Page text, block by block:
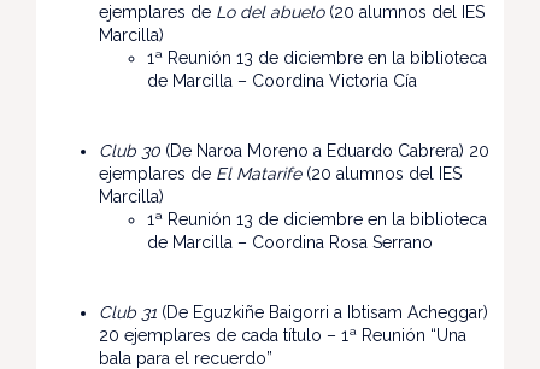
ejemplares de Lo del abuelo (20 alumnos del IES
Marcilla)
1ª Reunión 13 de diciembre en la biblioteca
de Marcilla – Coordina Victoria Cía
Club 30 (De Naroa Moreno a Eduardo Cabrera) 20
ejemplares de El Matarife(20 alumnos del IES
Marcilla)
1ª Reunión 13 de diciembre en la biblioteca
de Marcilla – Coordina Rosa Serrano
Club 31 (De Eguzkiñe Baigorri a Ibtisam Acheggar)
20 ejemplares de cada título – 1ª Reunión “Una
bala para el recuerdo”